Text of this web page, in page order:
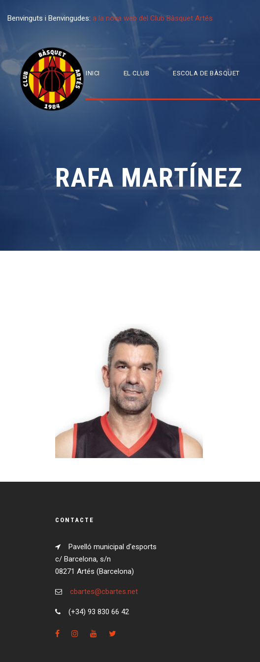
Benvinguts i Benvingudes: a la nova web del Club Bàsquet Artés
INICI EL CLUB ESCOLA DE BÀSQUET
RAFA MARTÍNEZ
CONTACTE
Pavelló municipal d'esports
c/ Barcelona, s/n
08271 Artés (Barcelona)
cbartes@cbartes.net
(+34) 93 830 66 42